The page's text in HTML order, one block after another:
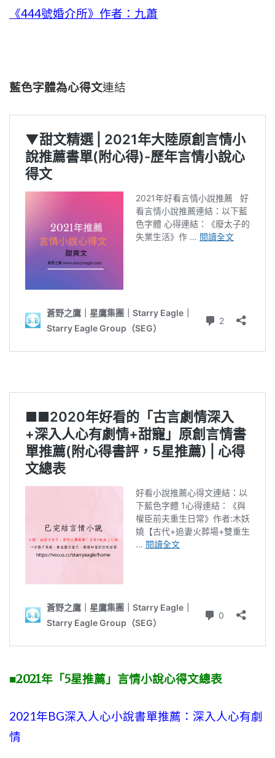
《444號婚介所》作者：九蕭
藍色字體為心得文連結
■2021年「5星推薦」言情小說心得文總表
2021年BG深入人心小說書單推薦：深入人心有劇
情